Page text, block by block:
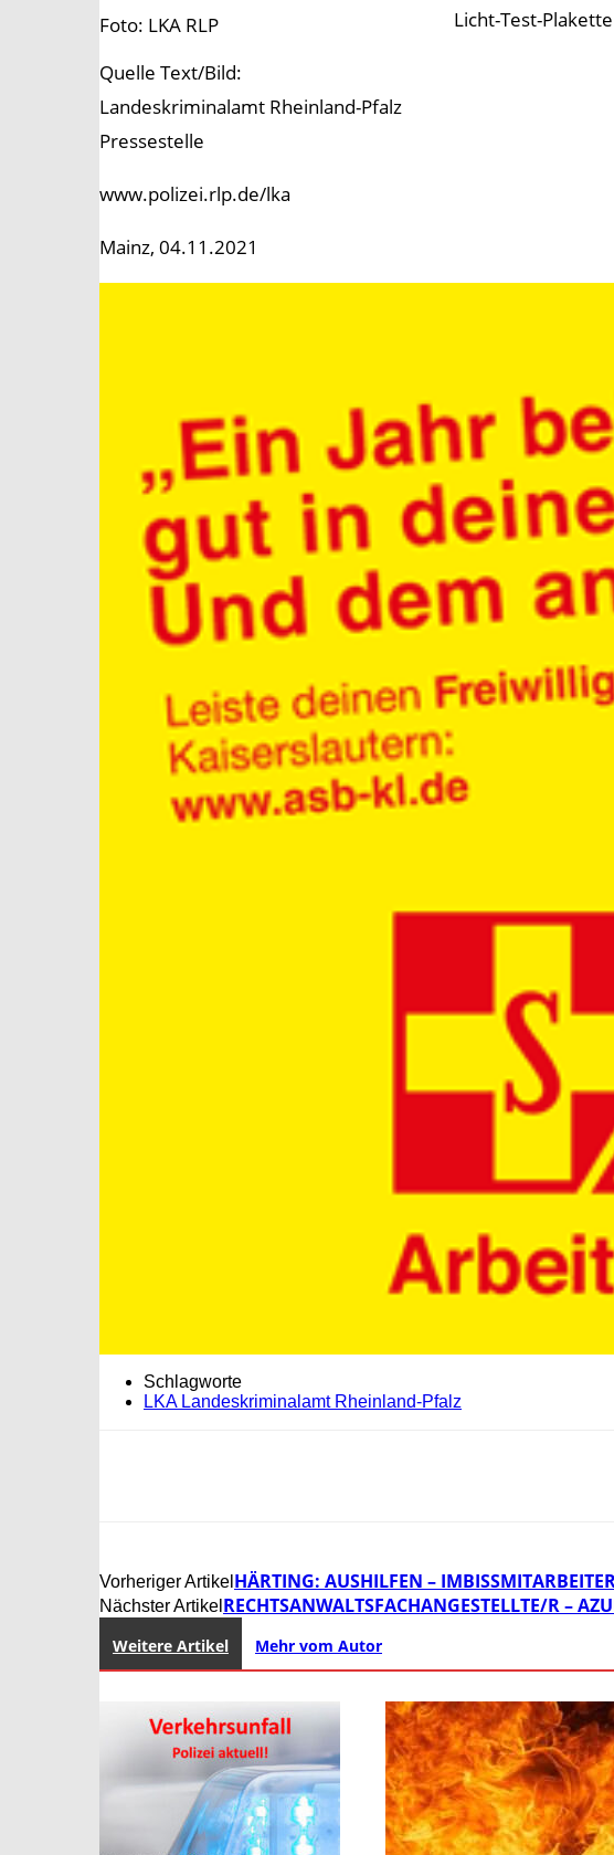
Foto: LKA RLP
Licht-Test-
Quelle Text/Bild:
Landeskriminalamt Rheinland-Pfalz
Pressestelle
www.polizei.rlp.de/lka
Mainz, 04.11.2021
Schlagworte
LKA Landeskriminalamt Rheinland-Pfalz
Vorheriger Artikel HÄRTING: AUSHILFEN –
Nächster Artikel RECHTSANWALTSFACHANGESTELLTE/R –
Weitere Artikel Mehr vom Autor